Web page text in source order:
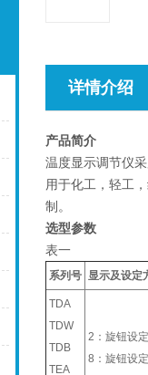
详情介绍
产品简介
温度显示调节仪
用于化工，轻工
制。
选型参数
表一
系列号 显示及设定
TDA
TDW
TDB
TEA
2：旋钮设
8：旋钮设